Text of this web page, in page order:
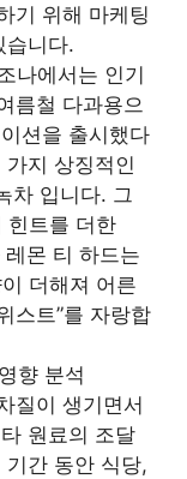
기 위해 마케팅
습니다.
나에서는 인기
름철 다과용으
션을 출시했다
지 상징적인
차 입니다. 그
힌트를 더한
몬 티 하드는
더해져 어른
스트”를 자랑합
향 분석
질이 생기면서
원료의 조달
간 동안 식당,